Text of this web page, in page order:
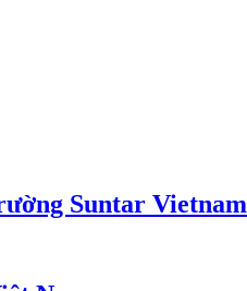
Suntar Vietnam